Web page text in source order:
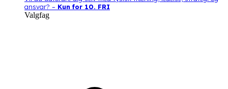
ansvar? – Kun for 10. FRI
Valgfag